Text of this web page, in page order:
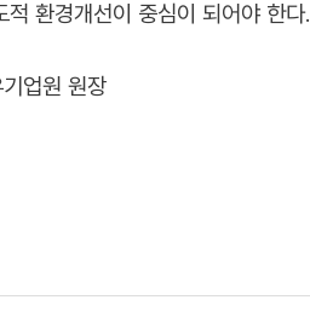
적 환경개선이 중심이 되어야 한다.
업원 원장